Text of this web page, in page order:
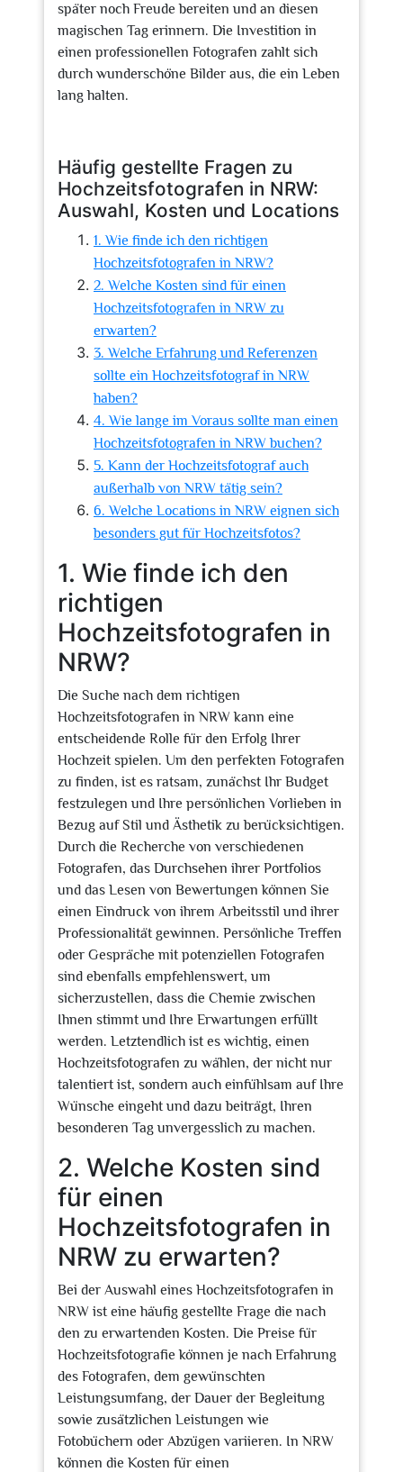
später noch Freude bereiten und an diesen
magischen Tag erinnern. Die Investition in
einen professionellen Fotografen zahlt sich
durch wunderschöne Bilder aus, die ein Leben
lang halten.
Häufig gestellte Fragen zu
Hochzeitsfotografen in NRW:
Auswahl, Kosten und Locations
1. Wie finde ich den richtigen
Hochzeitsfotografen in NRW?
2. Welche Kosten sind für einen
Hochzeitsfotografen in NRW zu
erwarten?
3. Welche Erfahrung und Referenzen
sollte ein Hochzeitsfotograf in NRW
haben?
4. Wie lange im Voraus sollte man einen
Hochzeitsfotografen in NRW buchen?
5. Kann der Hochzeitsfotograf auch
außerhalb von NRW tätig sein?
6. Welche Locations in NRW eignen sich
besonders gut für Hochzeitsfotos?
1. Wie finde ich den
richtigen
Hochzeitsfotografen in
NRW?
Die Suche nach dem richtigen
Hochzeitsfotografen in NRW kann eine
entscheidende Rolle für den Erfolg Ihrer
Hochzeit spielen. Um den perfekten Fotografen
zu finden, ist es ratsam, zunächst Ihr Budget
festzulegen und Ihre persönlichen Vorlieben in
Bezug auf Stil und Ästhetik zu berücksichtigen.
Durch die Recherche von verschiedenen
Fotografen, das Durchsehen ihrer Portfolios
und das Lesen von Bewertungen können Sie
einen Eindruck von ihrem Arbeitsstil und ihrer
Professionalität gewinnen. Persönliche Treffen
oder Gespräche mit potenziellen Fotografen
sind ebenfalls empfehlenswert, um
sicherzustellen, dass die Chemie zwischen
Ihnen stimmt und Ihre Erwartungen erfüllt
werden. Letztendlich ist es wichtig, einen
Hochzeitsfotografen zu wählen, der nicht nur
talentiert ist, sondern auch einfühlsam auf Ihre
Wünsche eingeht und dazu beiträgt, Ihren
besonderen Tag unvergesslich zu machen.
2. Welche Kosten sind
für einen
Hochzeitsfotografen in
NRW zu erwarten?
Bei der Auswahl eines Hochzeitsfotografen in
NRW ist eine häufig gestellte Frage die nach
den zu erwartenden Kosten. Die Preise für
Hochzeitsfotografie können je nach Erfahrung
des Fotografen, dem gewünschten
Leistungsumfang, der Dauer der Begleitung
sowie zusätzlichen Leistungen wie
Fotobüchern oder Abzügen variieren. In NRW
können die Kosten für einen